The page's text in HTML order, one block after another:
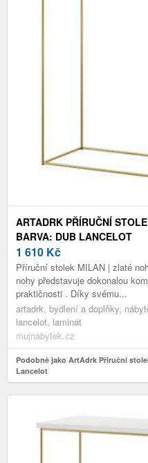
ARTADRK PŘÍRUČNÍ
BARVA: DUB LANCELOT
1 610 Kč
Příruční stolek MILAN | zlaté
nohy představuje dokonalou
praktičnosti . Díky svému...
artadrk, bydlení a doplňky,
lancelot, laminát
mujnabytek.cz
Podobně jako ArtAdrk Příruční
Lancelot